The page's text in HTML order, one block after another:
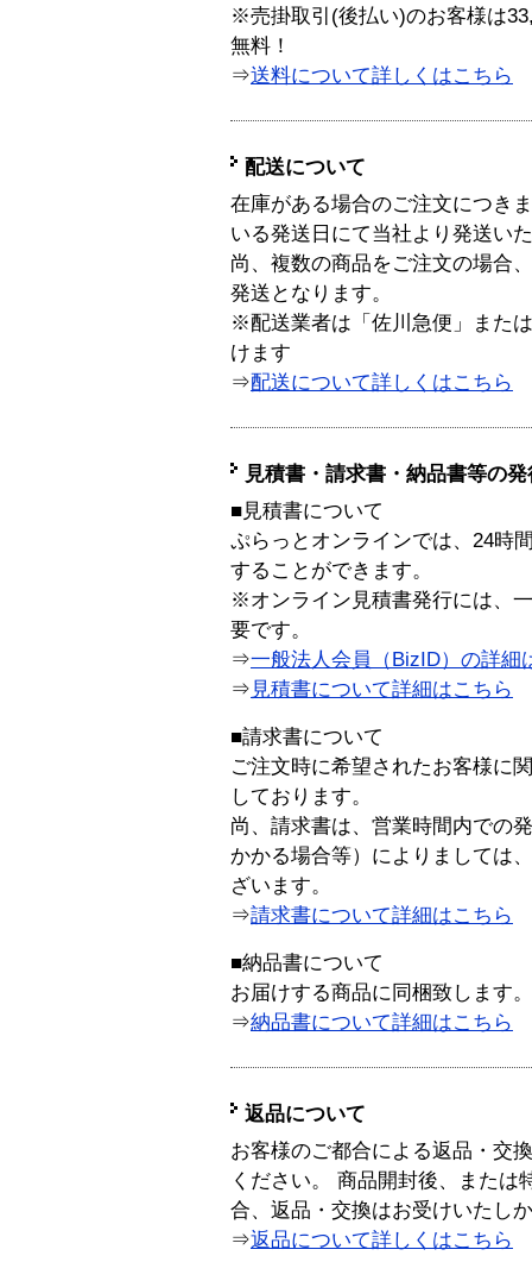
※売掛取引(後払い)のお客様は
無料！
⇒送料について詳しくはこちら
配送について
在庫がある場合のご注文につき
いる発送日にて当社より発送い
尚、複数の商品をご注文の場合
発送となります。
※配送業者は「佐川急便」また
けます
⇒配送について詳しくはこちら
見積書・請求書・納品書等の
■見積書について
ぷらっとオンラインでは、24時
することができます。
※オンライン見積書発行には、
要です。
⇒一般法人会員（BizID）の詳細
⇒ 見積書について詳細はこちら
■請求書について
ご注文時に希望されたお客様に
しております。
尚、請求書は、営業時間内での
かかる場合等）によりましては
ざいます。
⇒請求書について詳細はこちら
■納品書について
お届けする商品に同梱致します。
⇒納品書について詳細はこちら
返品について
お客様のご都合による返品・交
ください。 商品開封後、または
合、返品・交換はお受けいたし
⇒返品について詳しくはこちら